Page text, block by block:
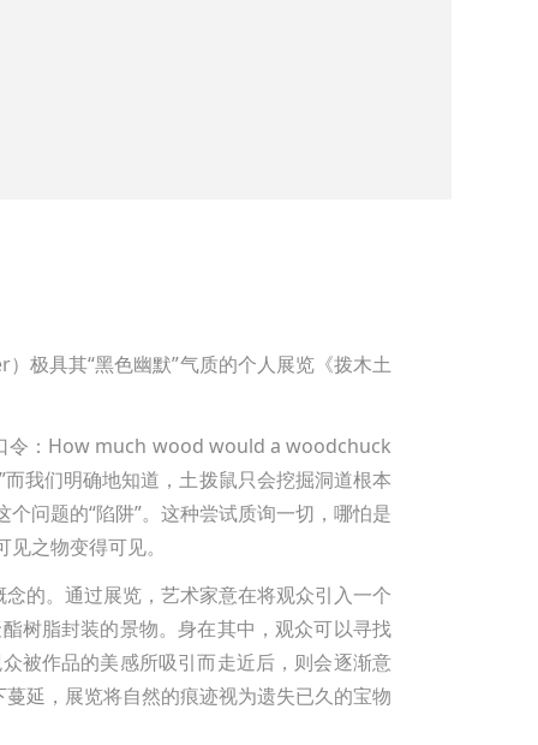
极具其“黑色幽默”气质的个人展览《拨木土
令：How much wood would a woodchuck
我们明确地知道，土拨鼠只会挖掘洞道根本
问题的“陷阱”。这种尝试质询一切，哪怕是
之物变得可见。
的。通过展览，艺术家意在将观众引入一个
树脂封装的景物。身在其中，观众可以寻找
被作品的美感所吸引而走近后，则会逐渐意
延，展览将自然的痕迹视为遗失已久的宝物